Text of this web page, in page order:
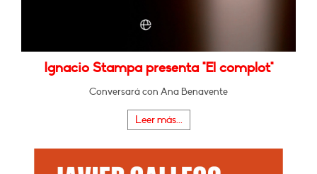
Ignacio Stampa presenta "El complot"
Conversará con Ana Benavente
Leer más...